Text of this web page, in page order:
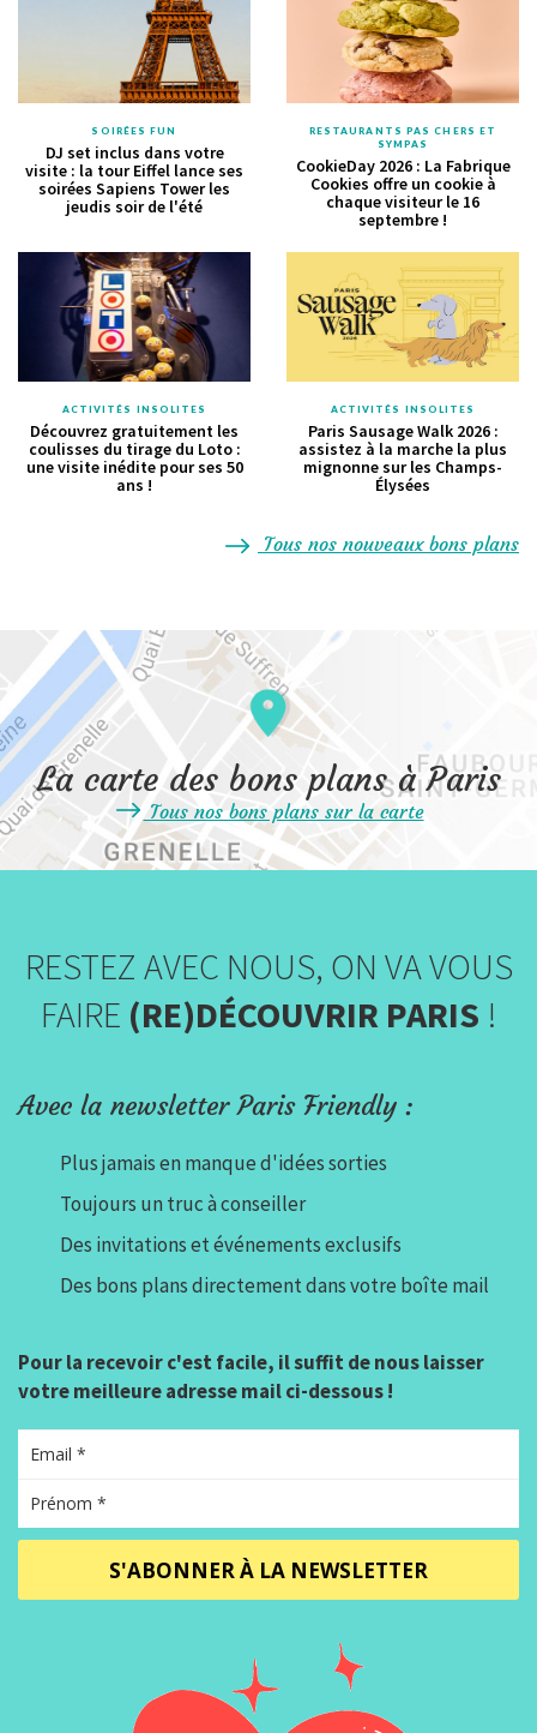
SOIRÉES FUN
DJ set inclus dans votre
visite : la tour Eiffel lance ses
soirées Sapiens Tower les
jeudis soir de l'été
RESTAURANTS PAS CHERS ET
SYMPAS
CookieDay 2026 : La Fabrique
Cookies offre un cookie à
chaque visiteur le 16
septembre !
ACTIVITÉS INSOLITES
Découvrez gratuitement les
coulisses du tirage du Loto :
une visite inédite pour ses 50
ans !
ACTIVITÉS INSOLITES
Paris Sausage Walk 2026 :
assistez à la marche la plus
mignonne sur les Champs-
Élysées
Tous nos nouveaux bons plans
La carte des bons plans à Paris
Tous nos bons plans sur la carte
RESTEZ AVEC NOUS, ON VA VOUS
FAIRE (RE)DÉCOUVRIR PARIS !
Avec la newsletter Paris Friendly :
Plus jamais en manque d'idées sorties
Toujours un truc à conseiller
Des invitations et événements exclusifs
Des bons plans directement dans votre boîte mail
Pour la recevoir c'est facile, il suffit de nous laisser
votre meilleure adresse mail ci-dessous !
S'ABONNER À LA NEWSLETTER